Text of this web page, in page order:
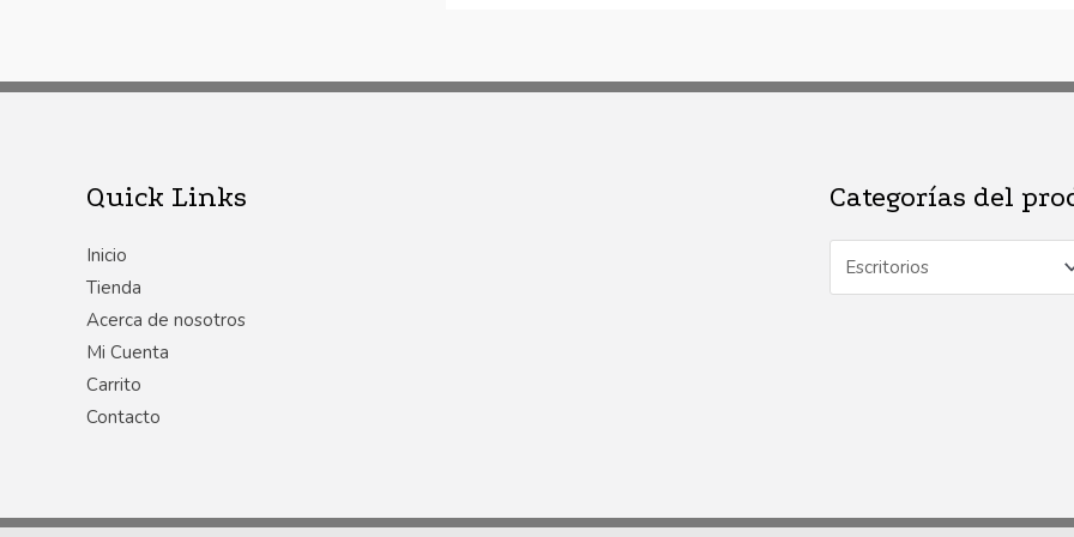
Quick Links
Inicio
Tienda
Acerca de nosotros
Mi Cuenta
Carrito
Contacto
Categorías del